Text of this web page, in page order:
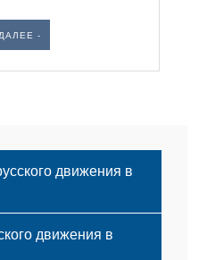
-
движения в
движения в